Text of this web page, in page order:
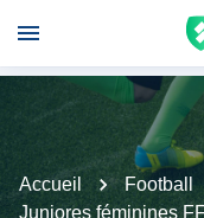
Accueil Football
Juniores féminines